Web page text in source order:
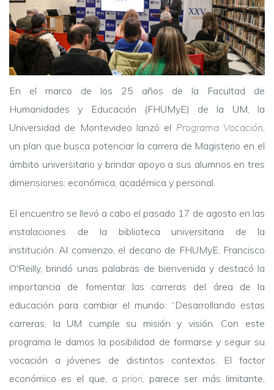
En el marco de los 25 años de la Facultad de
Humanidades y Educación (FHUMyE) de la UM, la
Universidad de Montevideo lanzó el Programa Vocación,
un plan que busca potenciar la carrera de Magisterio en el
ámbito universitario y brindar apoyo a sus alumnos en tres
dimensiones: económica, académica y personal.
El encuentro se llevó a cabo el pasado 17 de agosto en las
instalaciones de la biblioteca universitaria de la
institución.Al comienzo, el decano de FHUMyE, Francisco
O'Reilly, brindó unas palabras de bienvenida y destacó la
importancia de fomentar las carreras del área de la
educación para cambiar el mundo: “Desarrollando estas
carreras, la UM cumple su misión y visión. Con este
programa le damos la posibilidad de formarse y seguir su
vocación a jóvenes de distintos contextos. El factor
económico es el que, a priori, parece ser más limitante,